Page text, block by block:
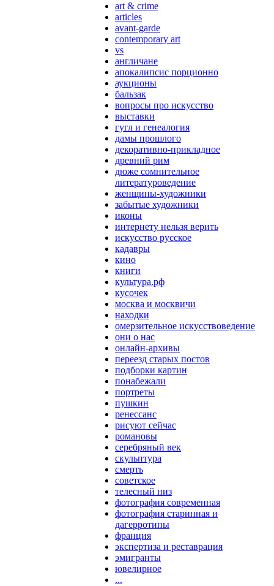
art & crime
articles
avant-garde
contemporary art
vs
англичане
апокалипсис порционно
аукционы
бальзак
вопросы про искусство
выставки
гугл и генеалогия
дамы прошлого
декоративно-прикладное
древний рим
дюже сомнительное
литературоведение
женщины-художники
забытые художники
иконы
интернету нельзя верить
искусство русское
кадавры
кино
книги
культура.рф
кусочек
москва и москвичи
находки
омерзительное искусствоведение
они о нас
онлайн-архивы
переезд старых постов
подборки картин
понабежали
портреты
пушкин
ренессанс
рисуют сейчас
романовы
серебряный век
скульптура
смерть
советское
телесный низ
фотография современная
фотография старинная и
дагерротипы
франция
экспертиза и реставрация
эмигранты
ювелирное
...